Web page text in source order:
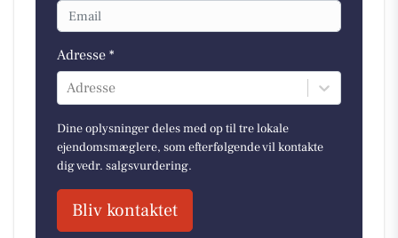
Adresse *
Adresse
Dine oplysninger deles med op til tre lokale
ejendomsmæglere, som efterfølgende vil kontakte
dig vedr. salgsvurdering.
Bliv kontaktet